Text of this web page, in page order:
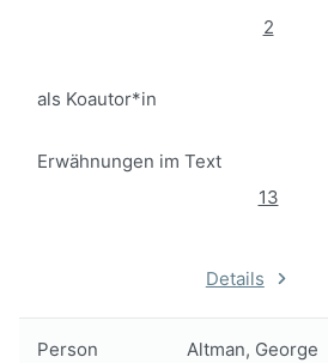
2
als Koautor*in
Erwähnungen im Text
13
Details
Person Altman, George